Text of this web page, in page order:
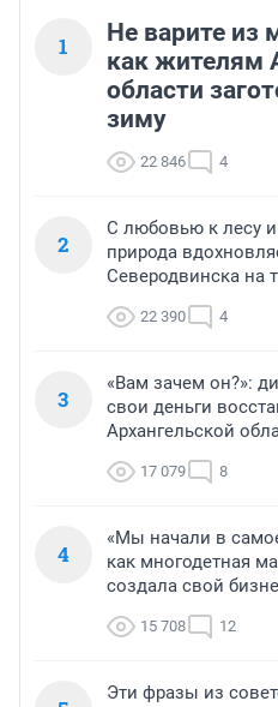
1
Не варите из
как жителям
области
зиму
22 846 4
2
С любовью к лесу
природа
Северодвинска на
22 390 4
3
«Вам зачем он?»:
свои деньги
Архангельской
17 079 8
4
«Мы начали в
как многодетная
создала свой
15 708 12
Эти фразы из